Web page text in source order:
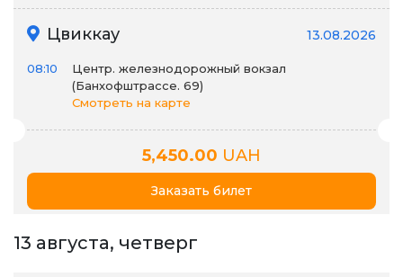
Цвиккау 13.08.2026
08:10
Центр. железнодорожный вокзал
(Банхофштрассе. 69)
Смотреть на карте
5,450.00 UAH
Заказать билет
13 августа, четверг